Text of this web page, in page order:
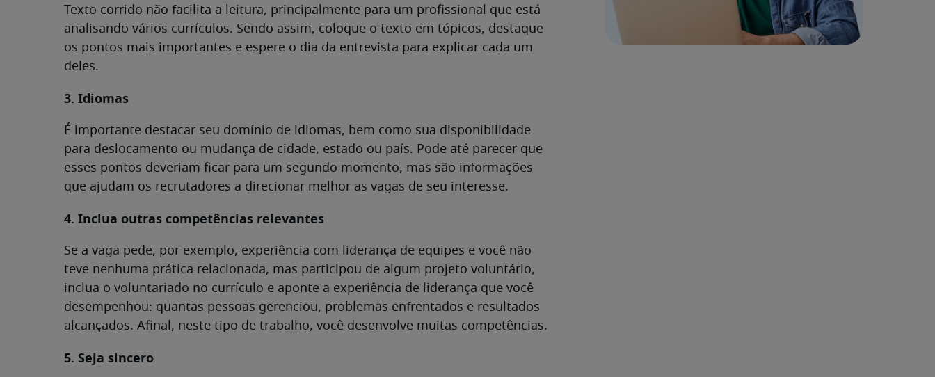
Texto corrido não facilita a leitura, principalmente para um profissional que está
analisando vários currículos. Sendo assim, coloque o texto em tópicos, destaque
os pontos mais importantes e espere o dia da entrevista para explicar cada um
deles.
3. Idiomas
É importante destacar seu domínio de idiomas, bem como sua disponibilidade
para deslocamento ou mudança de cidade, estado ou país. Pode até parecer que
esses pontos deveriam ficar para um segundo momento, mas são informações
que ajudam os recrutadores a direcionar melhor as vagas de seu interesse.
4. Inclua outras competências relevantes
Se a vaga pede, por exemplo, experiência com liderança de equipes e você não
teve nenhuma prática relacionada, mas participou de algum projeto voluntário,
inclua o voluntariado no currículo e aponte a experiência de liderança que você
desempenhou: quantas pessoas gerenciou, problemas enfrentados e resultados
alcançados. Afinal, neste tipo de trabalho, você desenvolve muitas competências.
5. Seja sincero